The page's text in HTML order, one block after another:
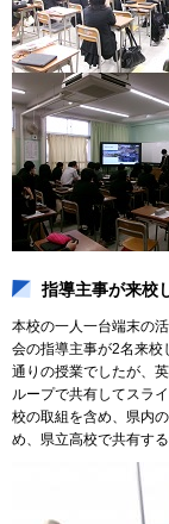
指導主事が来校
本校の一人一台端末の
会の指導主事が2名来校
通りの授業でしたが、
ループで共有してスラ
校の取組を含め、県内
め、県立高校で共有する